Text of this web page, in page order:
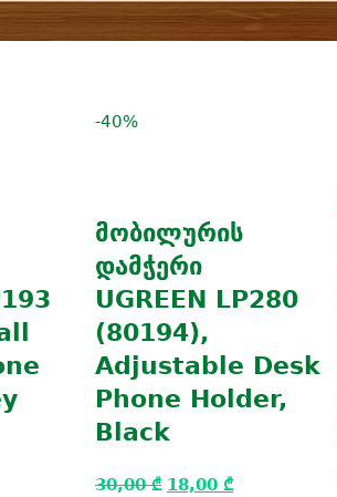
-40%
მობილურის
დამჭერი
UGREEN LP280
(80194),
Adjustable Desk
Phone Holder,
Black
30,00₾ 18,00 ₾